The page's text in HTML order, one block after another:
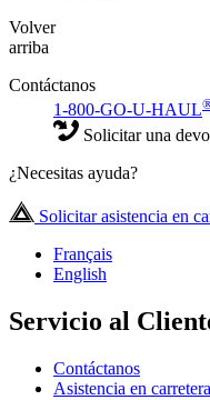
Volver
arriba
Contáctanos
1-800-GO-U-HAUL
Solicitar una
¿Necesitas ayuda?
Solicitar asistencia en
Français
English
Servicio al
Contáctanos
Asistencia en carretera